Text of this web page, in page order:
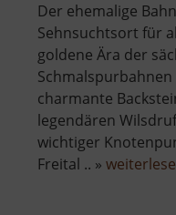
Der ehemalige
Sehnsuchtsort für
goldene Ära der
charmante
legendären
wichtiger
Freital .. »